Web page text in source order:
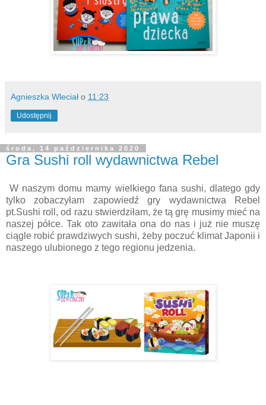
Agnieszka Wleciał o 11:23
Udostępnij
środa, 14 października 2020
Gra Sushi roll wydawnictwa Rebel
W naszym domu mamy wielkiego fana sushi, dlatego gdy
tylko zobaczyłam zapowiedź gry wydawnictwa Rebel
pt.Sushi roll, od razu stwierdziłam, że tą grę musimy mieć na
naszej półce. Tak oto zawitała ona do nas i już nie muszę
ciągle robić prawdziwych sushi, żeby poczuć klimat Japonii i
naszego ulubionego z tego regionu jedzenia.